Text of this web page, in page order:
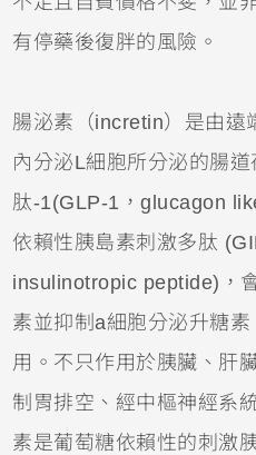
有停藥後復胖的風險。
腸泌素（incretin）是由遠
內分泌L細胞所分泌的腸
肽-1(GLP-1，glucagon
依賴性胰島素刺激多肽
insulinotropic peptide)，
素並抑制a細胞分泌升糖
用。不只作用於胰臟、肝
制胃排空、經中樞神經系
素是葡萄糖依賴性的刺激